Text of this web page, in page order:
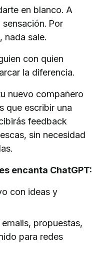
en blanco. A
Por
nada sale.
con quien
la diferencia.
nuevo compañero
que escribir una
feedback
sin necesidad
encanta ChatGPT:
con ideas y
propuestas,
para redes